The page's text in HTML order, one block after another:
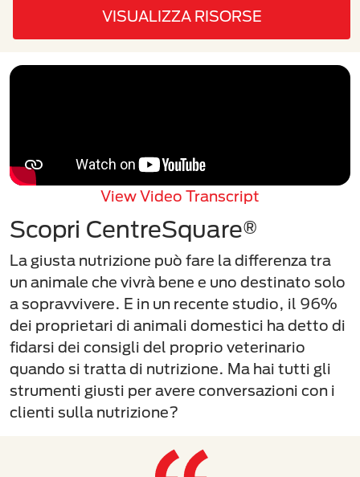
VISUALIZZA RISORSE
View Video Transcript
Scopri CentreSquare®
La giusta nutrizione può fare la differenza tra
un animale che vivrà bene e uno destinato solo
a sopravvivere. E in un recente studio, il 96%
dei proprietari di animali domestici ha detto di
fidarsi dei consigli del proprio veterinario
quando si tratta di nutrizione. Ma hai tutti gli
strumenti giusti per avere conversazioni con i
clienti sulla nutrizione?